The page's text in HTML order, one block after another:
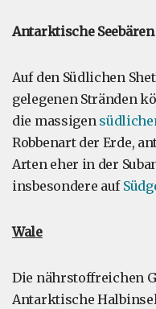
Antarktische
Auf den Südlichen
gelegenen Stränden
die massigen
Robbenart der Erde,
Arten eher in der
insbesondere auf
Wale
Die nährstoffreichen
Antarktische